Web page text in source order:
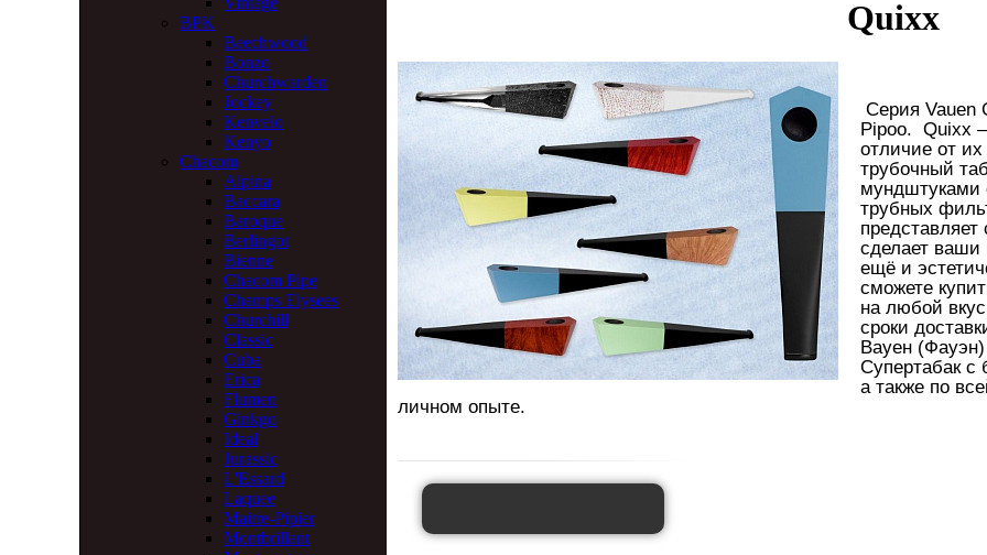
BPK
Beechwood
Bonzo
Churchwarden
Jockey
Kenvelo
Kenyo
Chacom
Alpina
Baccara
Baroque
Berlingot
Bienne
Chacom Pipe
Champs Elysees
Churchill
Classic
Cuba
Erica
Flumen
Ginkgo
Ideal
Jurassic
L'Essard
Laquee
Maitre-Pipier
Montbrillant
Quixx
Серия Vauen
Pipoo. Quixx
отличие от
трубочный
мундштуками
трубных
представляет
сделает ваши
ещё и
сможете
на любой
сроки
Вауен
Супертабак с
а также по
личном опыте.